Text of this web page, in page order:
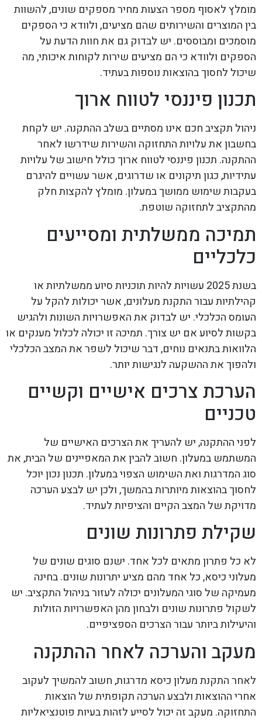
מומלץ לאסוף מספר הצעות מחיר מספקים שונים, להשוות
בין המוצרים והשירותים שהם מציעים, ולוודא כי הספקים
מוסמכים ומבוססים. יש לבדוק גם את חוות הדעת על
הספקים ולוודא כי הם מציעים שירות לקוחות איכותי, מה
שיכול לחסוך בהוצאות נוספות בעתיד.
תכנון פיננסי לטווח ארוך
ניהול תקציב חכם אינו מסתיים בשלב ההתקנה. יש לקחת
בחשבון את עלויות התחזוקה והשירות שידרשו לאחר
ההתקנה. תכנון פיננסי לטווח ארוך כולל חישוב של עלויות
עתידיות, כגון תיקונים או שדרוגים, אשר עשויים להיגרם
בעקבות שימוש ממושך במעלון. מומלץ להקצות חלק
מהתקציב לתחזוקה שוטפת.
תמיכה ממשלתית ומסייעים
כלכליים
בשנת 2025 עשויות להיות תוכניות סיוע ממשלתיות או
קהילתיות עבור התקנת מעלונים, אשר יכולות להקל על
העומס הכלכלי. יש לבדוק את האפשרויות השונות ולהגיש
בקשות לסיוע אם יש צורך. תמיכה זו יכולה לכלול מענקים או
הלוואות בתנאים נוחים, דבר שיכול לשפר את המצב הכלכלי
ולהפוך את ההשקעה לנגישות יותר.
הערכת צרכים אישיים וקשיים
טכניים
לפני ההתקנה, יש להעריך את הצרכים האישיים של
המשתמש במעלון. חשוב להבין את המאפיינים של הבית, את
סוג המדרגות ואת השימוש הצפוי במעלון. תכנון נכון יוכל
לחסוך בהוצאות מיותרות בהמשך, ולכן יש לבצע הערכה
מדויקת של המצב הקיים והציפיות לעתיד.
שקילת פתרונות שונים
לא כל פתרון מתאים לכל אחד. ישנם סוגים שונים של
מעלוני כיסא, כל אחד מהם מציע יתרונות שונים. בחינה
מעמיקה של סוגי המעלונים יכולה לעזור בניהול התקציב. יש
לשקול פתרונות שונים ולבחון מהן האפשרויות הזולות
והיעילות ביותר עבור הצרכים הספציפיים.
מעקב והערכה לאחר ההתקנה
לאחר התקנת מעלון כיסא מדרגות, חשוב להמשיך לעקוב
אחרי ההוצאות ולבצע הערכה תקופתית של הוצאות
התחזוקה. מעקב זה יכול לסייע לזהות בעיות פוטנציאליות